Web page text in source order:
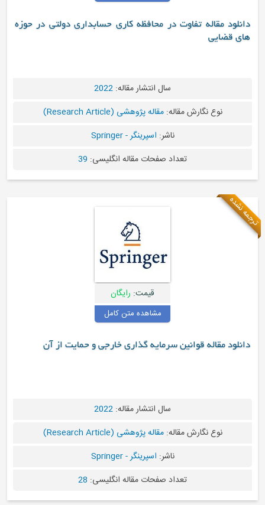
دانلود مقاله تفاوت در محافظه کاری حسابداری دولتی در حوزه
های قضایی
سال انتشار مقاله:2022
نوع نگارش مقاله:مقاله پژوهشی (Research Article)
ناشر:اسپرینگر - Springer
تعداد صفحات مقاله انگلیسی:39
نشده
قیمت:رایگان
مشاهده متن کامل
دانلود مقاله قوانین سرمایه گذاری خارجی و حمایت از آن
سال انتشار مقاله:2022
نوع نگارش مقاله:مقاله پژوهشی (Research Article)
ناشر:اسپرینگر - Springer
تعداد صفحات مقاله انگلیسی:28